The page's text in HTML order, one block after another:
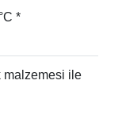
*
malzemesi ile